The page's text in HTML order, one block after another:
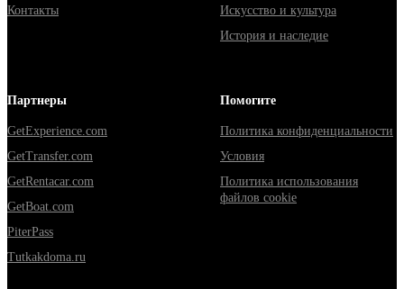
Контакты
Искусство и культура
История и наследие
Партнеры
GetExperience.com
GetTransfer.com
GetRentacar.com
GetBoat.com
PiterPass
Tutkakdoma.ru
Помогите
Политика конфиденциальности
Условия
Политика использования
файлов cookie